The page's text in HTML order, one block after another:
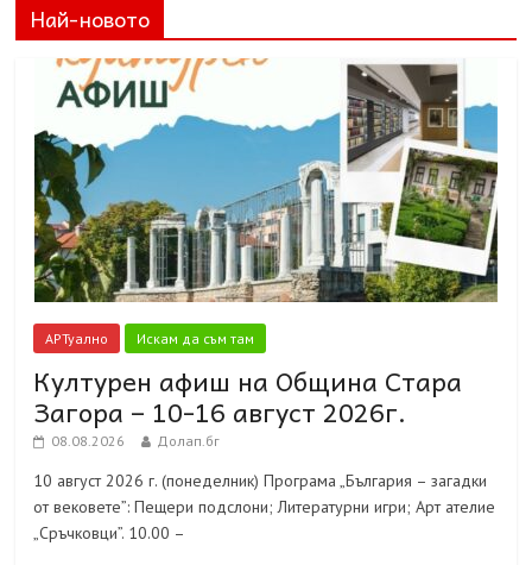
Най-новото
АРТуално Искам да съм там
Културен афиш на Община Стара
Загора – 10-16 август 2026г.
08.08.2026 Долап.бг
10 август 2026 г. (понеделник) Програма „България – загадки
от вековете”: Пещери подслони; Литературни игри; Арт ателие
„Сръчковци”. 10.00 –